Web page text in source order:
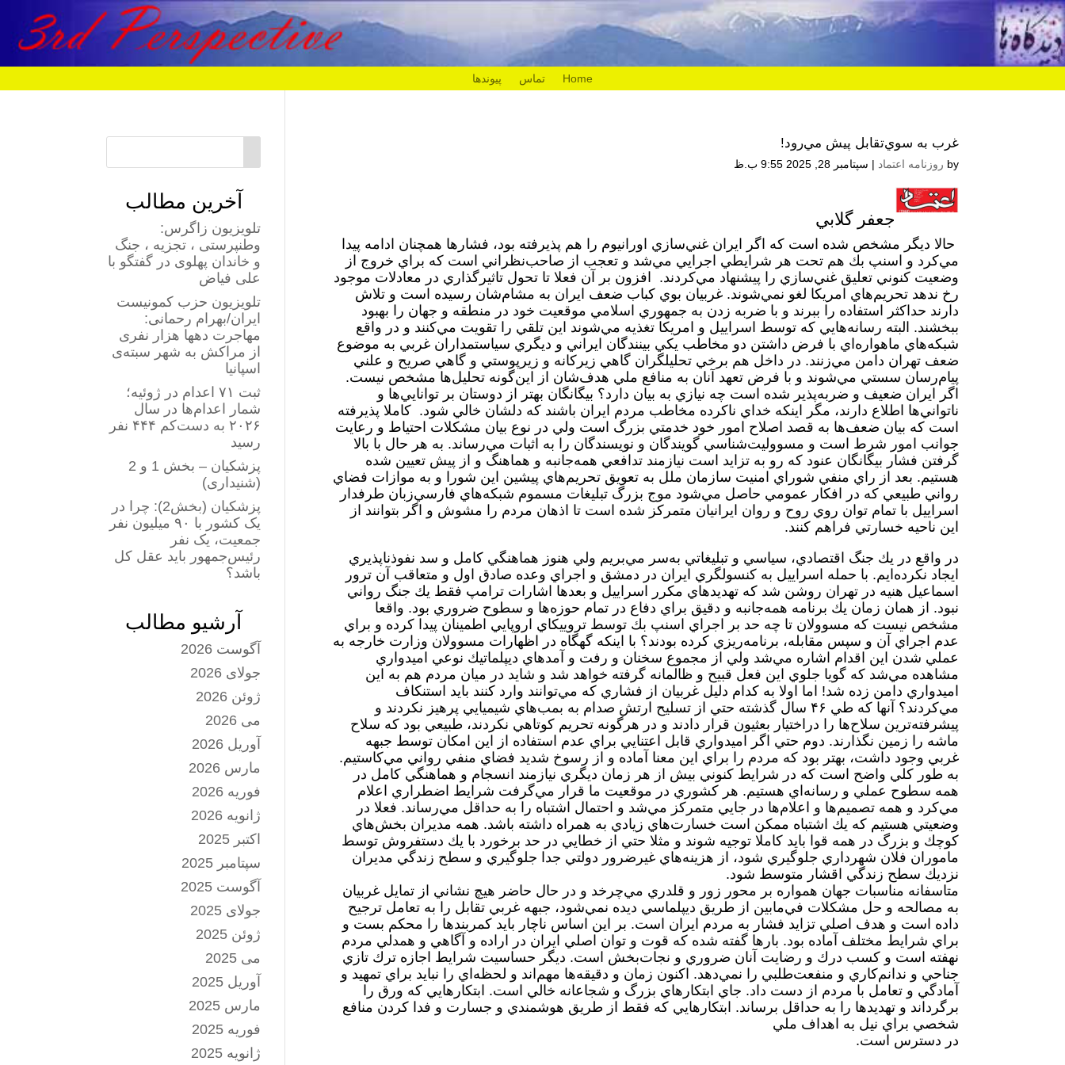
Home تماس پیوندها
غرب به سوي‌تقابل پيش مي‌رود!
by روزنامه اعتماد | سپتامبر 28, 2025 9:55 ب.ظ
جعفر گلابي
حالا ديگر مشخص شده است كه اگر ايران غني‌سازي اورانيوم را هم پذيرفته بود، فشارها همچنان ادامه پيدا
مي‌كرد و اسنپ بك هم تحت هر شرايطي اجرايي مي‌شد و تعجب از صاحب‌نظراني است كه براي خروج از
وضعيت كنوني تعليق غني‌سازي را پيشنهاد مي‌كردند. افزون بر آن فعلا تا تحول تاثير‌گذاري در معادلات موجود
رخ ندهد تحريم‌هاي امريكا لغو نمي‌شوند. غربيان بوي كباب ضعف ايران به مشام‌شان رسيده است و تلاش
دارند حداكثر استفاده را ببرند و با ضربه زدن به جمهوري اسلامي موقعيت خود در منطقه و جهان را بهبود
ببخشند. البته رسانه‌هايي كه توسط اسراييل و امريكا تغذيه مي‌شوند اين تلقي را تقويت مي‌كنند و در واقع
شبكه‌هاي ماهواره‌اي با فرض داشتن دو مخاطب يكي بينندگان ايراني و ديگري سياستمداران غربي به موضوع
ضعف تهران دامن مي‌زنند. در داخل هم برخي تحليلگران گاهي زيركانه و زيرپوستي و گاهي صريح و علني
پيام‌رسان سستي مي‌شوند و با فرض تعهد آنان به منافع ملي هدف‌شان از اين‌گونه تحليل‌ها مشخص نيست.
اگر ايران ضعيف و ضربه‌پذير شده است چه نيازي به بيان دارد؟ بيگانگان بهتر از دوستان بر توانايي‌ها و
ناتواني‌ها اطلاع دارند، مگر اينكه خداي ناكرده مخاطب مردم ايران باشند كه دلشان خالي شود. كاملا پذيرفته
است كه بيان ضعف‌ها به قصد اصلاح امور خود خدمتي بزرگ است ولي در نوع بيان مشكلات احتياط و رعايت
جوانب امور شرط است و مسووليت‌شناسي گويندگان و نويسندگان را به اثبات مي‌رساند. به‌ هر حال با بالا
گرفتن فشار بيگانگان عنود كه رو به تزايد است نيازمند تدافعي همه‌جانبه و هماهنگ و از پيش تعيين شده
هستيم. بعد از راي منفي شوراي امنيت سازمان ملل به تعويق تحريم‌هاي پيشين اين شورا و به موازات فضاي
رواني طبيعي كه در افكار عمومي حاصل مي‌شود موج بزرگ تبليغات مسموم شبكه‌هاي فارسي‌زبان طرفدار
اسراييل با تمام توان روي روح و روان ايرانيان متمركز شده است تا اذهان مردم را مشوش و اگر بتوانند از
اين ناحيه خسارتي فراهم كنند.
در واقع در يك جنگ اقتصادي، سياسي و تبليغاتي به‌سر مي‌بريم ولي هنوز هماهنگي كامل و سد نفوذناپذيري
ايجاد نكرده‌ايم. با حمله اسراييل به كنسولگري ايران در دمشق و اجراي وعده صادق اول و متعاقب آن ترور
اسماعيل هنيه در تهران روشن شد كه تهديدهاي مكرر اسراييل و بعدها اشارات ترامپ فقط يك جنگ رواني
نبود. از همان زمان يك برنامه همه‌جانبه و دقيق براي دفاع در تمام حوزه‌ها و سطوح ضروري بود. واقعا
مشخص نيست كه مسوولان تا چه حد بر اجراي اسنپ بك توسط تروييكاي اروپايي اطمينان پيدا كرده و براي
عدم اجراي آن و سپس مقابله، برنامه‌ريزي كرده بودند؟ با اينكه گهگاه در اظهارات مسوولان وزارت ‌خارجه به
عملي شدن اين اقدام اشاره مي‌شد ولي از مجموع سخنان و رفت و آمدهاي ديپلماتيك نوعي اميدواري
مشاهده مي‌شد كه گويا جلوي اين فعل قبيح و ظالمانه گرفته خواهد شد و شايد در ميان مردم هم به اين
اميدواري دامن زده شد! اما اولا به كدام دليل غربيان از فشاري كه مي‌توانند وارد كنند بايد استنكاف
مي‌كردند؟ آنها كه طي ۴۶ سال گذشته حتي از تسليح ارتش صدام به بمب‌هاي شيميايي پرهيز نكردند و
پيشرفته‌ترين سلاح‌ها را دراختيار بعثيون قرار دادند و در هرگونه تحريم كوتاهي نكردند، طبيعي بود كه سلاح
ماشه را زمين نگذارند. دوم حتي اگر اميدواري قابل اعتنايي براي عدم استفاده از اين امكان‌ توسط جبهه
غربي وجود داشت، بهتر بود كه مردم را براي اين معنا آماده و از رسوخ شديد فضاي منفي رواني مي‌كاستيم.
به ‌طور كلي واضح است كه در شرايط كنوني بيش از هر زمان ديگري نيازمند انسجام و هماهنگي كامل در
همه سطوح عملي و رسانه‌اي هستيم. هر كشوري در موقعيت ما قرار مي‌گرفت شرايط اضطراري اعلام
مي‌كرد و همه تصميم‌ها و اعلام‌ها در جايي متمركز مي‌شد و احتمال اشتباه را به حداقل مي‌رساند. فعلا در
وضعيتي هستيم كه يك اشتباه ممكن است خسارت‌هاي زيادي به همراه داشته باشد. همه مديران بخش‌هاي
كوچك و بزرگ در همه قوا بايد كاملا توجيه شوند و مثلا حتي از خطايي در حد برخورد با يك دستفروش توسط
ماموران فلان شهرداري جلو‌گيري شود، از هزينه‌هاي غيرضرور دولتي جدا جلوگيري و سطح زندگي مديران
نزديك سطح زندگي اقشار متوسط شود.
متاسفانه مناسبات جهان همواره بر محور زور و قلدري مي‌چرخد و در حال حاضر هيچ نشاني از تمايل غربيان
به مصالحه و حل مشكلات في‌مابين از طريق ديپلماسي ديده نمي‌شود، جبهه غربي تقابل را به تعامل ترجيح
داده است و هدف اصلي تزايد فشار به مردم ايران است. بر اين اساس ناچار بايد كمربندها را محكم بست و
براي شرايط مختلف آماده بود. بارها گفته شده كه قوت و توان اصلي ايران در اراده و آگاهي و همدلي مردم
نهفته است و كسب درك و رضايت آنان ضروري و نجات‌بخش است. ديگر حساسيت شرايط اجازه ترك تازي
جناحي و ندانم‌كاري و منفعت‌طلبي را نمي‌دهد. اكنون زمان و دقيقه‌ها مهم‌اند و لحظه‌اي را نبايد براي تمهيد و
آمادگي و تعامل با مردم از دست داد. جاي ابتكارهاي بزرگ و شجاعانه خالي است. ابتكارهايي كه ورق را
برگرداند و تهديدها را به حداقل برساند. ابتكارهايي كه فقط از طريق هوشمندي و جسارت و فدا كردن منافع
شخصي براي نيل به اهداف ملي
در دسترس است.
آخرین مطالب
تلویزیون زاگرس:
وطنپرستی ، تجزیه ، جنگ
و خاندان پهلوی در گفتگو با
علی فیاض
تلویزیون حزب کمونیست
ایران/بهرام رحمانی:
مهاجرت دهها هزار نفری
از مراکش به شهر سبته‌ی
اسپانیا
ثبت ۷۱ اعدام در ژوئیه؛
شمار اعدام‌ها در سال
۲۰۲۶ به دست‌کم ۴۴۴ نفر
رسید
پزشکیان – بخش 1 و 2
(شنیداری)
پزشکیان (بخش2): چرا در
یک کشور با ۹۰ میلیون نفر
جمعیت، یک نفر
رئیس‌جمهور باید عقل کل
باشد؟
آرشیو مطالب
آگوست 2026
جولای 2026
ژوئن 2026
می 2026
آوریل 2026
مارس 2026
فوریه 2026
ژانویه 2026
اکتبر 2025
سپتامبر 2025
آگوست 2025
جولای 2025
ژوئن 2025
می 2025
آوریل 2025
مارس 2025
فوریه 2025
ژانویه 2025